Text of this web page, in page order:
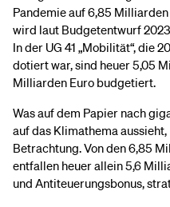
Pandemie auf 6,85
wird laut Budgetentwurf
In der UG 41 „Mobilität“, die
dotiert war, sind heuer 5,05
Milliarden Euro budgetiert.
Was auf dem Papier nach
auf das Klimathema
Betrachtung. Von den 6,85
entfallen heuer allein 5,6
und Antiteuerungsbonus,